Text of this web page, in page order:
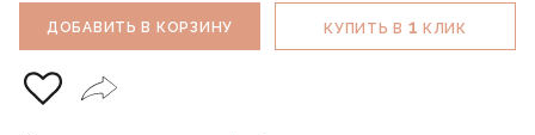
ДОБАВИТЬ В КОРЗИНУ КУПИТЬ В 1 КЛИК